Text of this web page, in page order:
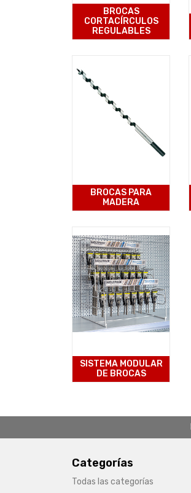
BROCAS
CORTACÍRCULOS
REGULABLES
BROCAS PARA
MADERA
SISTEMA MODULAR
DE BROCAS
Categorías
Todas las categorías